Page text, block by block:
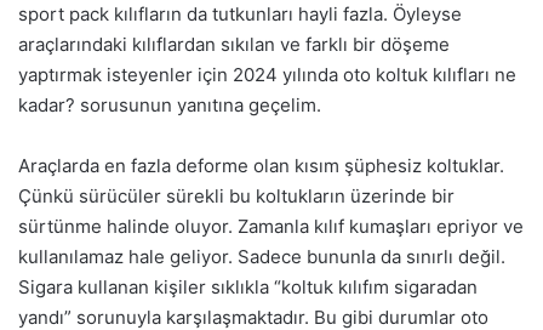
sport pack kılıfların da tutkunları hayli fazla. Öyleyse
araçlarındaki kılıflardan sıkılan ve farklı bir döşeme
yaptırmak isteyenler için 2024 yılında oto koltuk kılıfları ne
kadar? sorusunun yanıtına geçelim.
Araçlarda en fazla deforme olan kısım şüphesiz koltuklar.
Çünkü sürücüler sürekli bu koltukların üzerinde bir
sürtünme halinde oluyor. Zamanla kılıf kumaşları epriyor ve
kullanılamaz hale geliyor. Sadece bununla da sınırlı değil.
Sigara kullanan kişiler sıklıkla “koltuk kılıfım sigaradan
yandı” sorunuyla karşılaşmaktadır. Bu gibi durumlar oto